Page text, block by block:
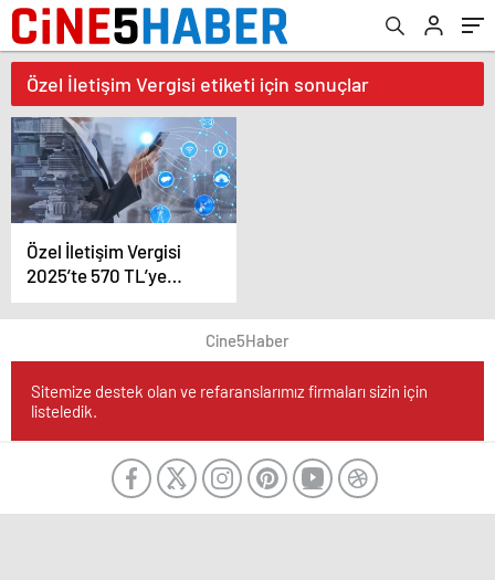
Özel İletişim Vergisi etiketi için sonuçlar
Özel İletişim Vergisi
2025’te 570 TL’ye
Yükseliyor
Cine5Haber
Sitemize destek olan ve refaranslarımız firmaları sizin için
listeledik.